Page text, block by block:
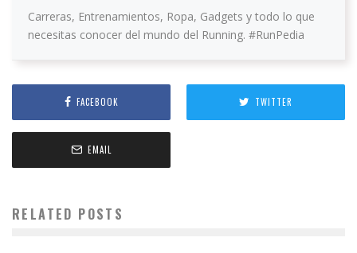
Carreras, Entrenamientos, Ropa, Gadgets y todo lo que
necesitas conocer del mundo del Running. #RunPedia
FACEBOOK TWITTER
EMAIL
RELATED POSTS